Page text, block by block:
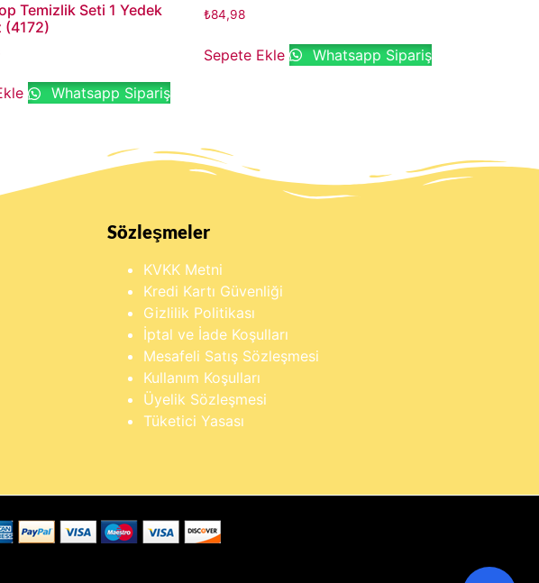
Temizlik Seti 1 Yedek
(4172)
Whatsapp Sipariş
₺84,98
Sepete Ekle Whatsapp Sipariş
Sözleşmeler
KVKK Metni
Kredi Kartı Güvenliği
Gizlilik Politikası
İptal ve İade Koşulları
Mesafeli Satış Sözleşmesi
Kullanım Koşulları
Üyelik Sözleşmesi
Tüketici Yasası